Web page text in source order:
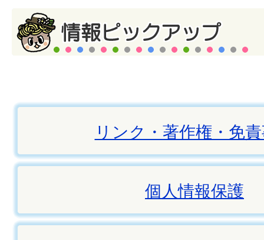
リンク・著作権・免
個人情報保護